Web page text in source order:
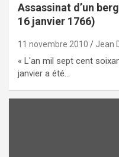
Assassinat d’un
16 janvier 1766)
11 novembre 2010 Jean
« L'an mil sept cent
janvier a été…